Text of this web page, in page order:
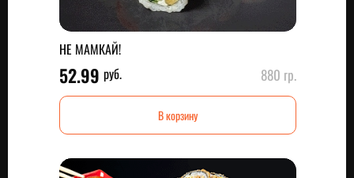
НЕ МАМКАЙ!
52.99 руб. 880 гр.
В корзину